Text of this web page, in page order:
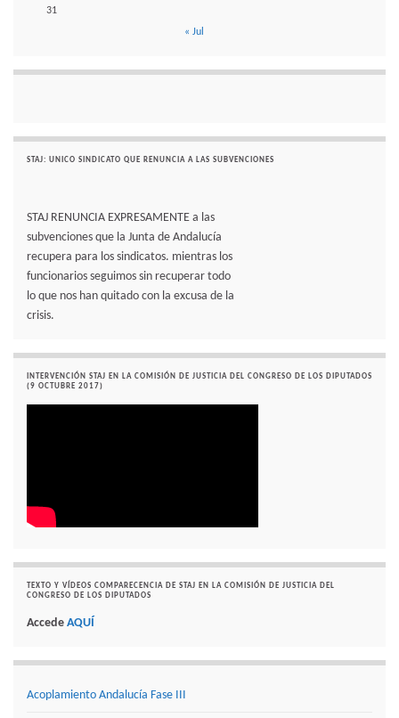
31
« Jul
STAJ: UNICO SINDICATO QUE RENUNCIA A LAS SUBVENCIONES
STAJ RENUNCIA EXPRESAMENTE a las
subvenciones que la Junta de Andalucía
recupera para los sindicatos. mientras los
funcionarios seguimos sin recuperar todo
lo que nos han quitado con la excusa de la
crisis.
INTERVENCIÓN STAJ EN LA COMISIÓN DE JUSTICIA DEL CONGRESO DE LOS DIPUTADOS
(9 OCTUBRE 2017)
TEXTO Y VÍDEOS COMPARECENCIA DE STAJ EN LA COMISIÓN DE JUSTICIA DEL
CONGRESO DE LOS DIPUTADOS
Accede AQUÍ
Acoplamiento Andalucía Fase III